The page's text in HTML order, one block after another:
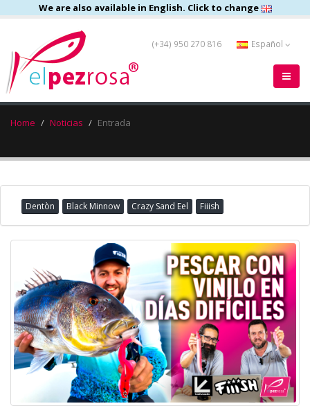
We are also available in English. Click to change
(+34) 950 270 816 Español
Home Noticias Entrada
Dentòn Black Minnow Crazy Sand Eel Fiiish